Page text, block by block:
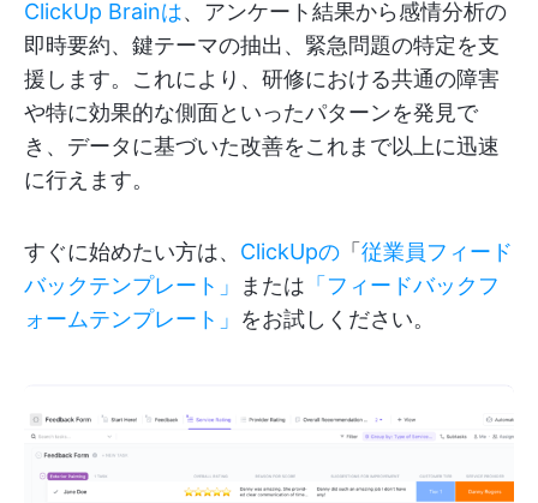
ClickUp Brainは、アンケート結果から感情分析の
即時要約、鍵テーマの抽出、緊急問題の特定を支
援します。これにより、研修における共通の障害
や特に効果的な側面といったパターンを発見で
き、データに基づいた改善をこれまで以上に迅速
に行えます。
すぐに始めたい方は、 ClickUpの 「 従業員フィード
バックテンプレート」
または 「フィードバックフ
ォームテンプレート」 をお試しください。